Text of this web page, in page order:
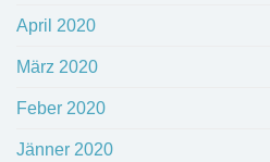
April 2020
März 2020
Feber 2020
Jänner 2020